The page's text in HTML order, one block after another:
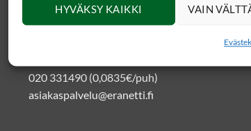
HYVÄKSY KAIKKI VAIN
Eränetti verkkokauppa
Kankaistentie 4
020 331490 (0,0835€/puh)
asiakaspalvelu@eranetti.fi